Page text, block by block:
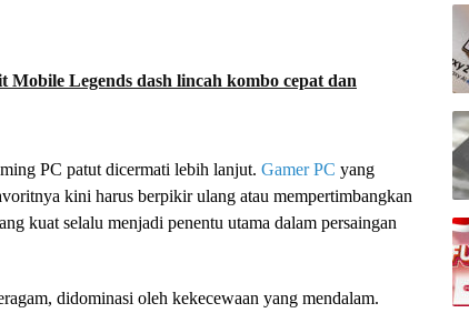
Legends dash lincah kombo cepat dan
PC patut dicermati lebih lanjut. Gamer PC yang
kini harus berpikir ulang atau mempertimbangkan
kuat selalu menjadi penentu utama dalam persaingan
didominasi oleh kekecewaan yang mendalam.